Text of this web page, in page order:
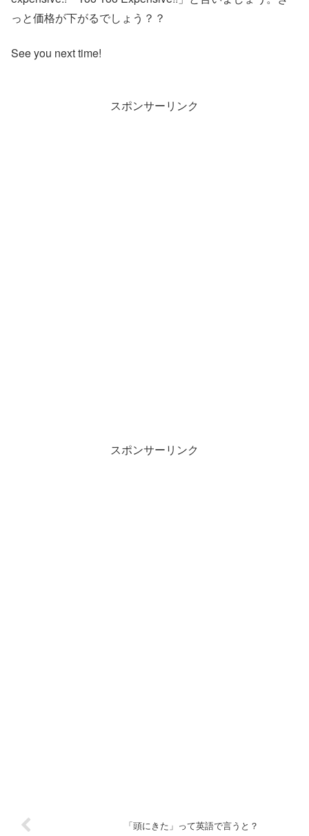
っと価格が下がるでしょう？？
See you next time!
スポンサーリンク
スポンサーリンク
「頭にきた」って英語で言うと？